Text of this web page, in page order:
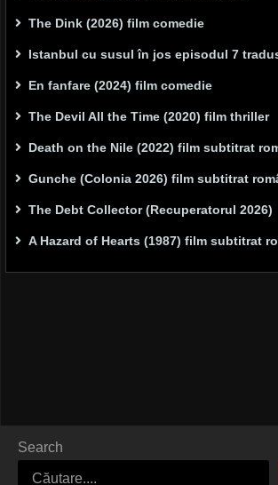
The Dink (2026) film comedie
Istanbul cu susul în jos episodul 7
En fanfare (2024) film comedie
The Devil All the Time (2020) film thriller
Death on the Nile (2022) film subtitrat
Gunche (Colonia 2026) film subtitrat
The Debt Collector (Recuperatorul 2026)
A Hazard of Hearts (1987) film subtitrat
Search